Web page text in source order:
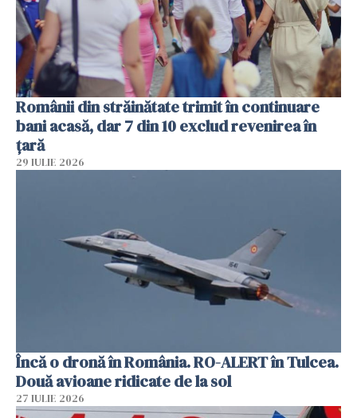
Românii din străinătate trimit în continuare
bani acasă, dar 7 din 10 exclud revenirea în
țară
29 IULIE 2026
Încă o dronă în România. RO-ALERT în Tulcea.
Două avioane ridicate de la sol
27 IULIE 2026